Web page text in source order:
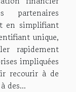
en simplifiant
unique,
rapidement
impliquées
recourir à de
des...